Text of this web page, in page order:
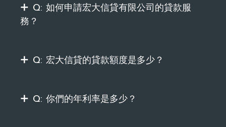
Q: 如何申請宏大信貸有限公司的貸款服
務？
Q: 宏大信貸的貸款額度是多少？
Q: 你們的年利率是多少？